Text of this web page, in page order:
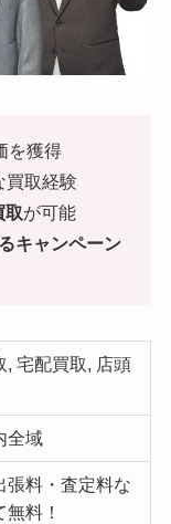
を獲得
買取経験
取が可能
キャンペーン
, 宅配買取, 店頭
全域
張料・査定料な
無料！